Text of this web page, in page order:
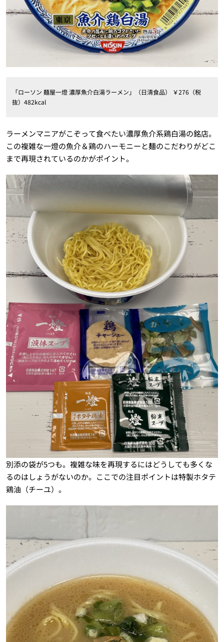
「ローソン 麺屋一燈 濃厚魚介白湯ラーメン」（日清食品） ￥276（税
抜）482kcal
ラーメンマニアがこぞって食べたい濃厚魚介系鶏白湯の銘店。
この複雑な一燈の魚介＆鶏のハーモニーと麺のこだわりがどこ
まで再現されているのかがポイント。
別添の袋が5つも。複雑な味を再現するにはどうしても多くな
るのはしょうがないのか。ここでの注目ポイントは特製ホタテ
鶏油（チーユ）。